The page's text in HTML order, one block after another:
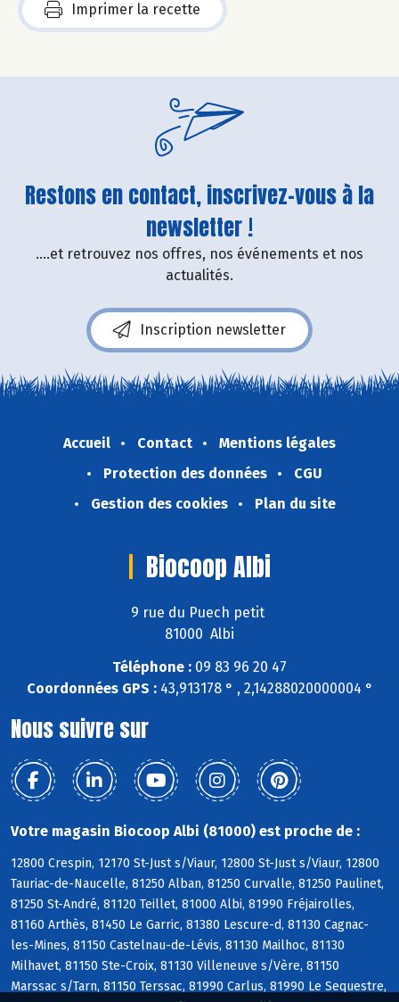
Imprimer la recette
Restons en contact, inscrivez-vous à la
newsletter !
....et retrouvez nos offres, nos événements et nos
actualités.
Inscription newsletter
Accueil Contact
Mentions légales
Protection des données
CGU
Gestion des cookies
Plan du site
Biocoop Albi
9 rue du Puech petit
81000 Albi
Téléphone : 09 83 96 20 47
Coordonnées GPS :43,913178 ° , 2,14288020000004 °
Nous suivre sur
Votre magasin Biocoop Albi (81000) est proche de :
12800 Crespin, 12170 St-Just s/Viaur, 12800 St-Just s/Viaur, 12800
Tauriac-de-Naucelle, 81250 Alban, 81250 Curvalle, 81250 Paulinet,
81250 St-André, 81120 Teillet, 81000 Albi, 81990 Fréjairolles,
81160 Arthès, 81450 Le Garric, 81380 Lescure-d, 81130 Cagnac-
les-Mines, 81150 Castelnau-de-Lévis, 81130 Mailhoc, 81130
Milhavet, 81150 Ste-Croix, 81130 Villeneuve s/Vère, 81150
Marssac s/Tarn, 81150 Terssac, 81990 Carlus, 81990 Le Sequestre,